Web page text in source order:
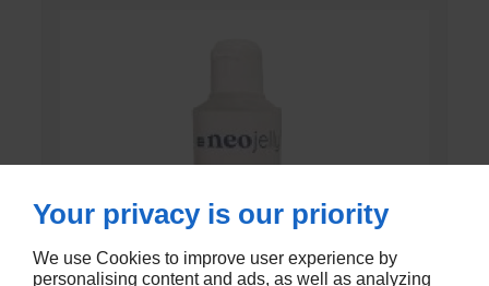
Your privacy is our priority
We use Cookies to improve user experience by
personalising content and ads, as well as analyzing